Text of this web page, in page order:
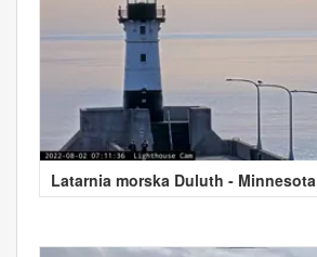
Latarnia morska Duluth - Minnesota